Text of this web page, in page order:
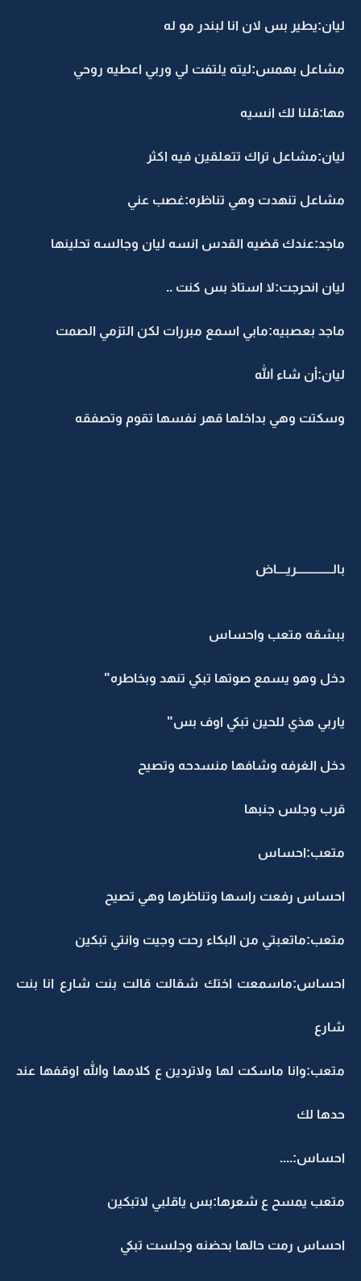
ليان:يطير بس لان انا لبندر مو له
مشاعل بهمس:ليته يلتفت لي وربي اعطيه روحي
مها:قلنا لك انسيه
ليان:مشاعل تراك تتعلقين فيه اكثر
مشاعل تنهدت وهي تناظره:غصب عني
ماجد:عندك قضيه القدس انسه ليان وجالسه تحلينها
ليان انحرجت:لا استاذ بس كنت ..
ماجد بعصبيه:مابي اسمع مبررات لكن التزمي الصمت
ليان:أن شاء الله
وسكتت وهي بداخلها قهر نفسها تقوم وتصفقه
بالـــــــــــــــريــــاض
ببشقه متعب واحساس
دخل وهو يسمع صوتها تبكي تنهد وبخاطره"
ياربي هذي للحين تبكي اوف بس"
دخل الغرفه وشافها منسدحه وتصيح
قرب وجلس جنبها
متعب:احساس
احساس رفعت راسها وتناظرها وهي تصيح
متعب:ماتعبتي من البكاء رحت وجيت وانتي تبكين
احساس:ماسمعت اختك شقالت قالت بنت شارع انا بنت
شارع
متعب:وانا ماسكت لها ولاتردين ع كلامها والله اوقفها عند
حدها لك
احساس:....
متعب يمسح ع شعرها:بس ياقلبي لاتبكين
احساس رمت حالها بحضنه وجلست تبكي